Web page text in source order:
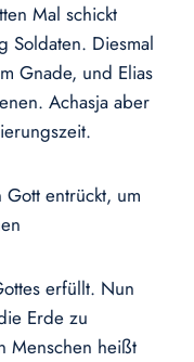
Mal schickt
Soldaten. Diesmal
Gnade, und Elias
Achasja aber
entrückt, um
erfüllt. Nun
Erde zu
Menschen heißt